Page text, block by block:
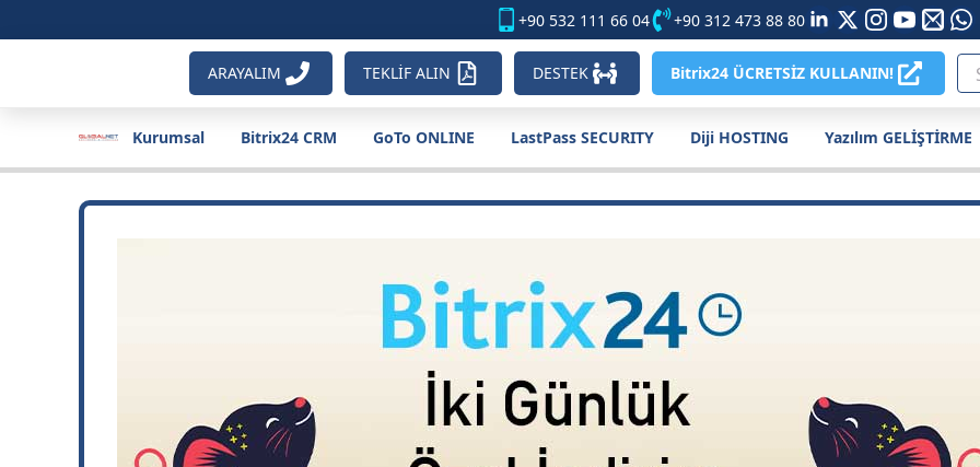
+90 532 111 66 04 +90 312 473 88 80
ARAYALIM TEKLİF ALIN DESTEK Bitrix24 ÜCRETSİZ KULLANIN!
Kurumsal Bitrix24 CRM GoTo ONLINE LastPass SECURITY Diji HOSTING Yazılım GELİŞTİRME